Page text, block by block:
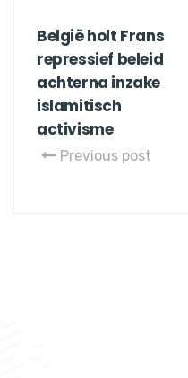
België holt Frans
repressief beleid
achterna inzake
islamitisch
activisme
Previous post